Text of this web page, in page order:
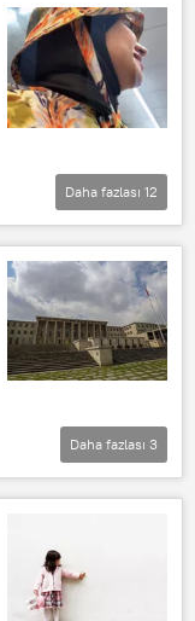
Daha fazlası 12
Daha fazlası 3